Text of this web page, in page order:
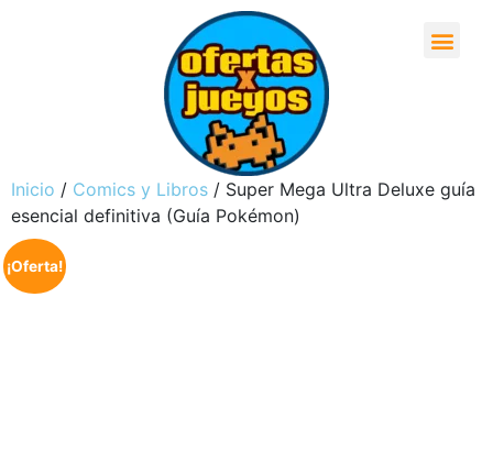
Inicio / Comics y Libros / Super Mega Ultra Deluxe guía
esencial definitiva (Guía Pokémon)
¡Oferta!